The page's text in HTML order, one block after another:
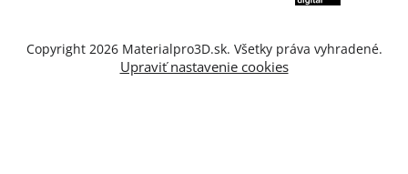
Copyright 2026 Materialpro3D.sk. Všetky práva vyhradené.
Upraviť nastavenie cookies